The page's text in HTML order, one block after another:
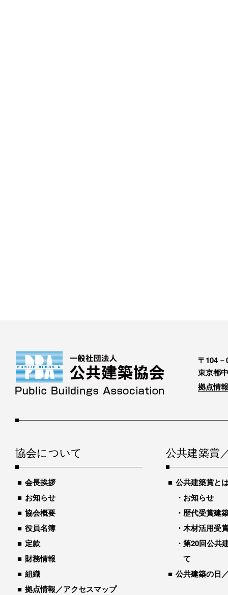
〒104－
東京都
拠点情
協会について
会長挨拶
お知らせ
協会概要
役員名簿
定款
財務情報
組織
拠点情報／アクセスマップ
公共建築賞
公共建築賞と
お知らせ
歴代受賞建
木材活用受
第20回公共
て
公共建築の日